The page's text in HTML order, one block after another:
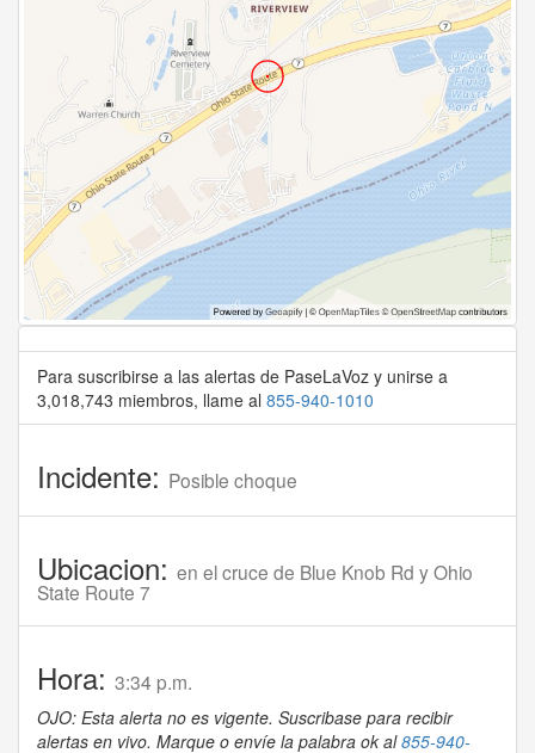
Para suscribirse a las alertas de PaseLaVoz y unirse a
3,018,743 miembros, llame al 855-940-1010
Incidente: Posible choque
Ubicacion: en el cruce de Blue Knob Rd y Ohio
State Route 7
Hora: 3:34 p.m.
OJO: Esta alerta no es vigente. Suscribase para recibir
alertas en vivo. Marque o envíe la palabra ok al855-940-